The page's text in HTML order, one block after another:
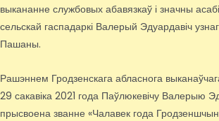
выкананне службовых абавязкаў і значны
сельскай гаспадаркі Валерый Эдуардавіч
Пашаны.
Рашэннем Гродзенскага абласнога
29 сакавіка 2021 года Паўлюкевічу Валерыю
прысвоена званне «Чалавек года